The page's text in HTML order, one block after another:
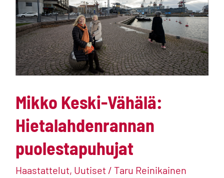
Mikko Keski-Vähälä:
Hietalahdenrannan
puolestapuhujat
Haastattelut, Uutiset/ Taru Reinikainen
Hietalahdenrannan
puolestapuhujat